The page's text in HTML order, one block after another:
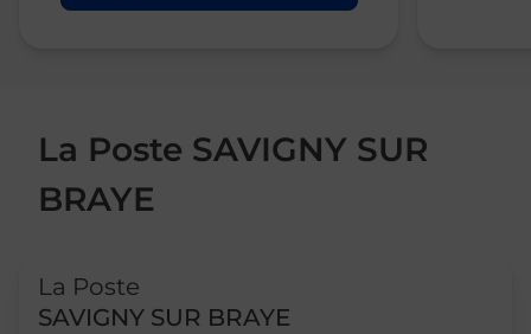
La Poste SAVIGNY SUR
BRAYE
La Poste
SAVIGNY SUR BRAYE